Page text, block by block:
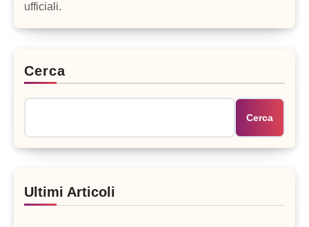
ufficiali.
Cerca
Cerca
Ultimi Articoli